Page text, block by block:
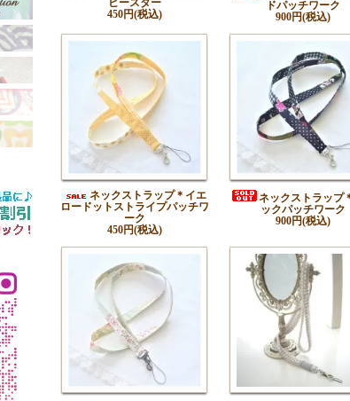
ビースター
450円(税込)
ドパッチワーク
900円(税込)
ネックストラップ＊イエ
ロードットストライプパッチワ
ーク
450円(税込)
ネックストラップ
ックパッチワーク
900円(税込)